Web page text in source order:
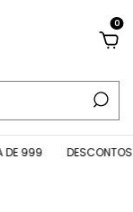
0
999